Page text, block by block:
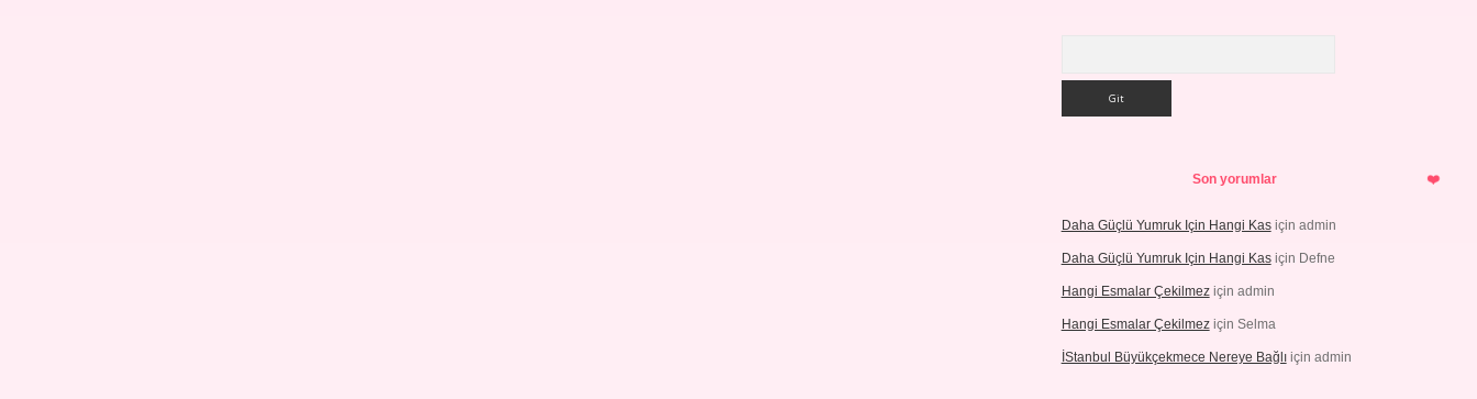
Son yorumlar
Daha Güçlü Yumruk Için Hangi Kasiçin admin
Daha Güçlü Yumruk Için Hangi Kasiçin Defne
Hangi Esmalar Çekilmeziçin admin
Hangi Esmalar Çekilmeziçin Selma
İStanbul Büyükçekmece Nereye Bağlıiçin admin